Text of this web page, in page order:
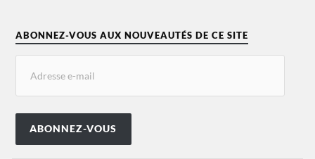
ABONNEZ-VOUS AUX NOUVEAUTÉS DE CE SITE
ABONNEZ-VOUS